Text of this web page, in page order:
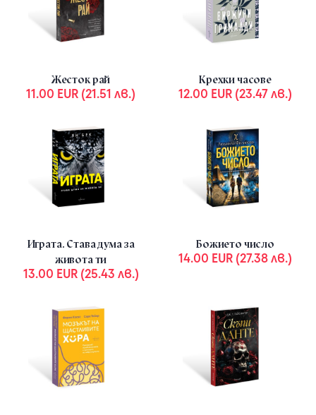
Жесток рай
11.00 EUR (21.51 лв.)
Крехки часове
12.00 EUR (23.47 лв.)
Играта. Става дума за
живота ти
13.00 EUR (25.43 лв.)
Божието число
14.00 EUR (27.38 лв.)